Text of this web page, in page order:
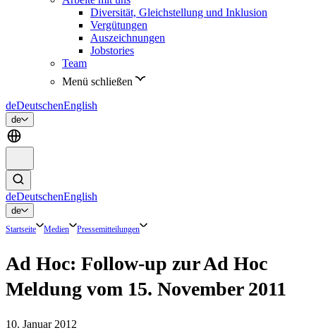
Diversität, Gleichstellung und Inklusion
Vergütungen
Auszeichnungen
Jobstories
Team
Menü schließen
deDeutschenEnglish
de
deDeutschenEnglish
de
Startseite Medien Pressemitteilungen
Ad Hoc: Follow-up zur Ad Hoc
Meldung vom 15. November 2011
10. Januar 2012